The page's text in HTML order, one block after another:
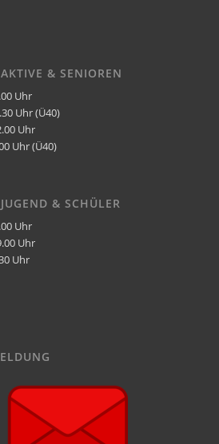
& SENIOREN
Uhr
Uhr (Ü40)
Uhr
Uhr (Ü40)
& SCHÜLER
Uhr
Uhr
Uhr